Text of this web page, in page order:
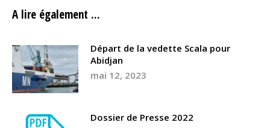
A lire également ...
Départ de la vedette Scala pour
Abidjan
mai 12, 2023
Dossier de Presse 2022